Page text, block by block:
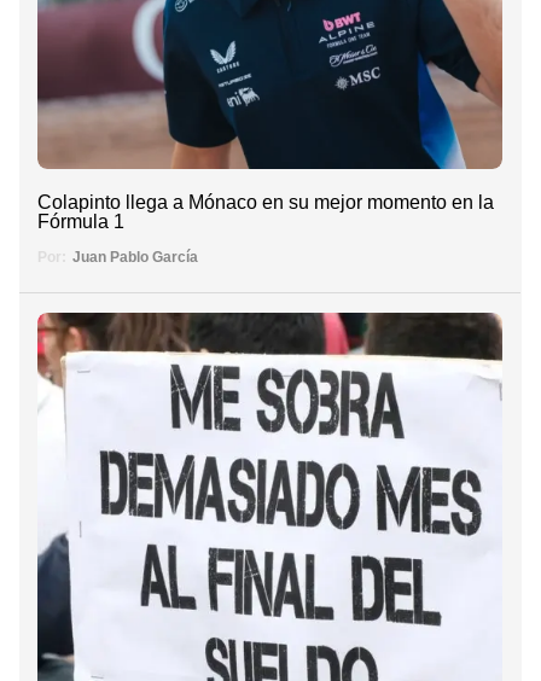
Colapinto llega a Mónaco en su mejor momento en la
Fórmula 1
Por: Juan Pablo García